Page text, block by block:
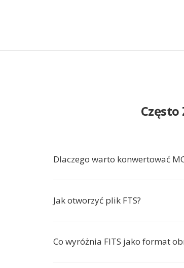
Dlaczego warto konwertować
Jak otworzyć plik FTS?
Co wyróżnia FITS jako format